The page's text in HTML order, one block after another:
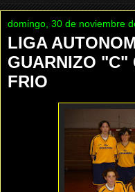
domingo, 30 de noviembre
LIGA
GUARNIZO "C"
FRIO